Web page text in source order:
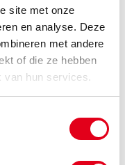
site met onze
en analyse. Deze
met andere
of die ze hebben
van hun services.